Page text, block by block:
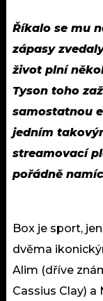
Říkalo se mu
zápasy
život plní
Tyson toho
samostatnou
jedním
streamovací
pořádně
Box je sport,
dvěma
Alim (dříve
Cassius Clay)